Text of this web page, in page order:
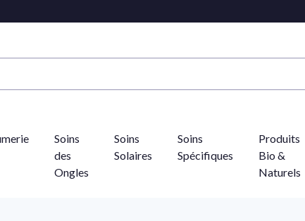
Soins
des
Ongles
Soins
Solaires
Soins
Spécifiques
Produits
Bio &
Naturels